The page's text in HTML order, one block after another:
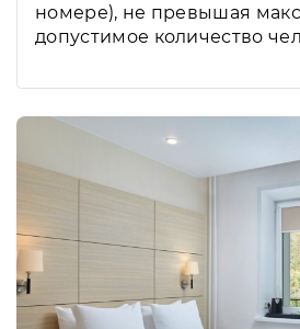
номере), не превышая
допустимое количество